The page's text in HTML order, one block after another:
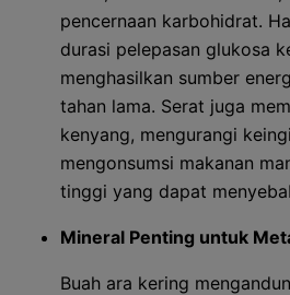
pencernaan karbohidrat.
durasi pelepasan glukosa
menghasilkan sumber
tahan lama. Serat juga
kenyang, mengurangi
mengonsumsi makanan
tinggi yang dapat
Mineral Penting untuk
Buah ara kering